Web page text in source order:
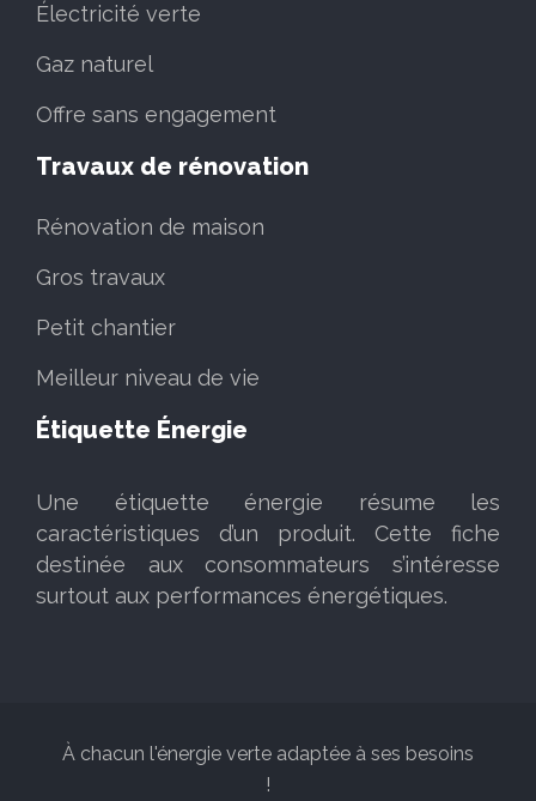
Électricité verte
Gaz naturel
Offre sans engagement
Travaux de rénovation
Rénovation de maison
Gros travaux
Petit chantier
Meilleur niveau de vie
Étiquette Énergie
Une étiquette énergie résume les
caractéristiques d’un produit. Cette fiche
destinée aux consommateurs s’intéresse
surtout aux performances énergétiques.
À chacun l'énergie verte adaptée à ses besoins
!